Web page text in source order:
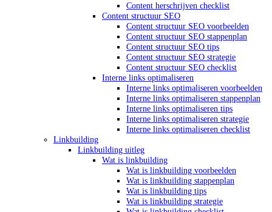
Content herschrijven checklist
Content structuur SEO
Content structuur SEO voorbeelden
Content structuur SEO stappenplan
Content structuur SEO tips
Content structuur SEO strategie
Content structuur SEO checklist
Interne links optimaliseren
Interne links optimaliseren voorbeelden
Interne links optimaliseren stappenplan
Interne links optimaliseren tips
Interne links optimaliseren strategie
Interne links optimaliseren checklist
Linkbuilding
Linkbuilding uitleg
Wat is linkbuilding
Wat is linkbuilding voorbeelden
Wat is linkbuilding stappenplan
Wat is linkbuilding tips
Wat is linkbuilding strategie